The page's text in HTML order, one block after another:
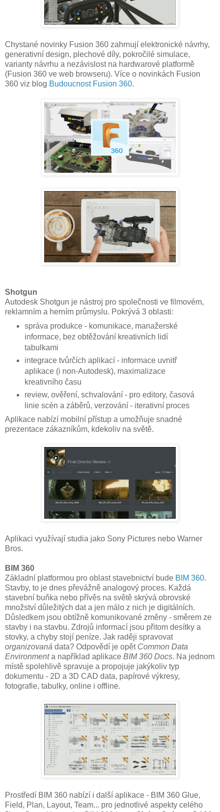
Chystané novinky Fusion 360 zahrnují elektronické návrhy,
generativní design, plechové díly, pokročilé simulace,
varianty návrhu a nezávislost na hardwarové platformě
(Fusion 360 ve web browseru). Více o novinkách Fusion
360 viz blog Budoucnost Fusion 360.
Shotgun
Autodesk Shotgun je nástroj pro společnosti ve filmovém,
reklamním a herním průmyslu. Pokrývá 3 oblasti:
správa produkce - komunikace, manažerské
informace, bez obtěžování kreativních lidí
tabulkami
integrace tvůrčích aplikací - informace uvnitř
aplikace (i non-Autodesk), maximalizace
kreativního času
review, ověření, schvalování - pro editory, časová
linie scén a záběrů, verzování - iterativní proces
Aplikace nabízí mobilní přístup a umožňuje snadné
prezentace zákazníkům, kdekoliv na světě.
Aplikaci využívají studia jako Sony Pictures nebo Warner
Bros.
BIM 360
Základní platformou pro oblast stavebnictví bude BIM 360.
Stavby, to je dnes převážně analogový proces. Každá
stavební buňka nebo přívěs na světě skrývá obrovské
množství důležitých dat a jen málo z nich je digitálních.
Důsledkem jsou obtížně komunikované změny - směrem ze
stavby i na stavbu. Zdrojů informací jsou přitom desítky a
stovky, a chyby stojí peníze. Jak raději spravovat
organizovaná data? Odpovědí je opět Common Data
Environmenta například aplikace BIM 360 Docs. Na jednom
místě spolehlivě spravuje a propojuje jakýkoliv typ
dokumentu - 2D a 3D CAD data, papírové výkresy,
fotografie, tabulky, online i offline.
Prostředí BIM 360 nabízí i další aplikace - BIM 360 Glue,
Field, Plan, Layout, Team... pro jednotlivé aspekty celého